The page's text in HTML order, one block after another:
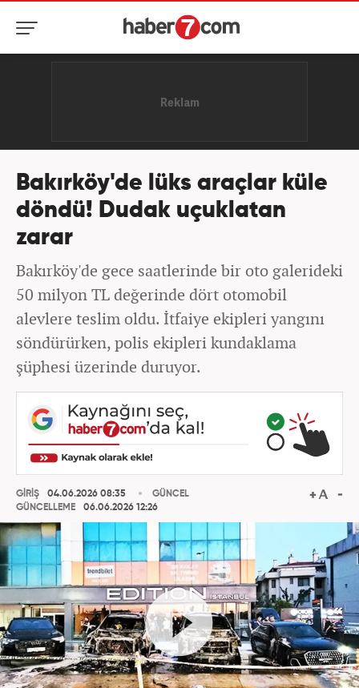
Bakırköy'de lüks araçlar küle
döndü! Dudak uçuklatan
zarar
Bakırköy'de gece saatlerinde bir oto galerideki
50 milyon TL değerinde dört otomobil
alevlere teslim oldu. İtfaiye ekipleri yangını
söndürürken, polis ekipleri kundaklama
şüphesi üzerinde duruyor.
GİRİŞ
04.06.2026 08:35
GÜNCELLEME
06.06.2026 12:26
GÜNCEL